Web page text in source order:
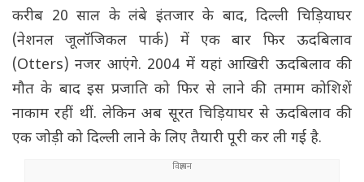
करीब 20 साल के लंबे इंतजार के बाद, दिल्ली चिड़ियाघर
(नेशनल जूलॉजिकल पार्क) में एक बार फिर ऊदबिलाव
(Otters) नजर आएंगे. 2004 में यहां आखिरी ऊदबिलाव की
मौत के बाद इस प्रजाति को फिर से लाने की तमाम कोशिशें
नाकाम रहीं थीं. लेकिन अब सूरत चिड़ियाघर से ऊदबिलाव की
एक जोड़ी को दिल्ली लाने के लिए तैयारी पूरी कर ली गई है.